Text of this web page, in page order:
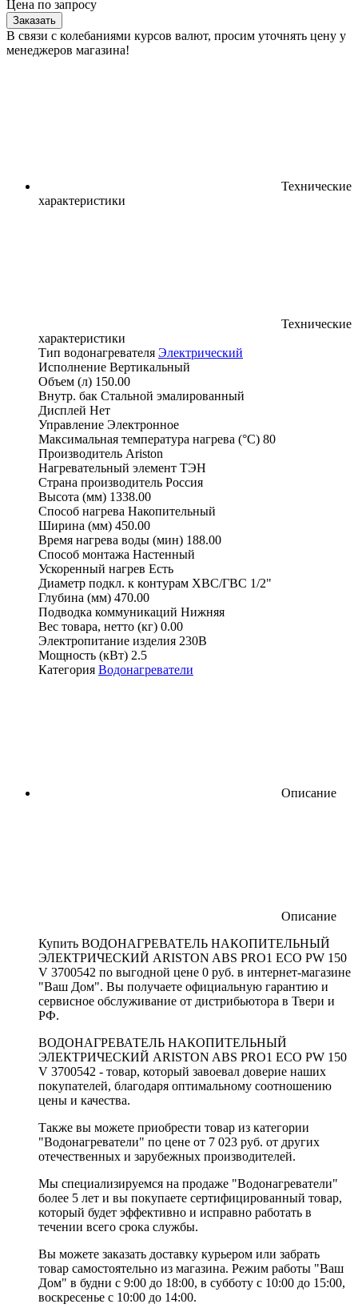
Цена по запросу
Заказать
В связи с колебаниями курсов валют, просим уточнять цену у
менеджеров магазина!
Технические
характеристики
Технические
характеристики
Тип водонагревателя Электрический
Исполнение Вертикальный
Объем (л) 150.00
Внутр. бак Стальной эмалированный
Дисплей Нет
Управление Электронное
Максимальная температура нагрева (°С) 80
Производитель Ariston
Нагревательный элемент ТЭН
Страна производитель Россия
Высота (мм) 1338.00
Способ нагрева Накопительный
Ширина (мм) 450.00
Время нагрева воды (мин) 188.00
Способ монтажа Настенный
Ускоренный нагрев Есть
Диаметр подкл. к контурам ХВС/ГВС 1/2"
Глубина (мм) 470.00
Подводка коммуникаций Нижняя
Вес товара, нетто (кг) 0.00
Электропитание изделия 230В
Мощность (кВт) 2.5
Категория Водонагреватели
Описание
Описание
Купить ВОДОНАГРЕВАТЕЛЬ НАКОПИТЕЛЬНЫЙ
ЭЛЕКТРИЧЕСКИЙ ARISTON ABS PRO1 ECO PW 150
V 3700542 по выгодной цене 0 руб. в интернет-магазине
"Ваш Дом". Вы получаете официальную гарантию и
сервисное обслуживание от дистрибьютора в Твери и
РФ.
ВОДОНАГРЕВАТЕЛЬ НАКОПИТЕЛЬНЫЙ
ЭЛЕКТРИЧЕСКИЙ ARISTON ABS PRO1 ECO PW 150
V 3700542 - товар, который завоевал доверие наших
покупателей, благодаря оптимальному соотношению
цены и качества.
Также вы можете приобрести товар из категории
"Водонагреватели" по цене от 7 023 руб. от других
отечественных и зарубежных производителей.
Мы специализируемся на продаже "Водонагреватели"
более 5 лет и вы покупаете сертифицированный товар,
который будет эффективно и исправно работать в
течении всего срока службы.
Вы можете заказать доставку курьером или забрать
товар самостоятельно из магазина. Режим работы "Ваш
Дом" в будни с 9:00 до 18:00, в субботу с 10:00 до 15:00,
воскресенье с 10:00 до 14:00.